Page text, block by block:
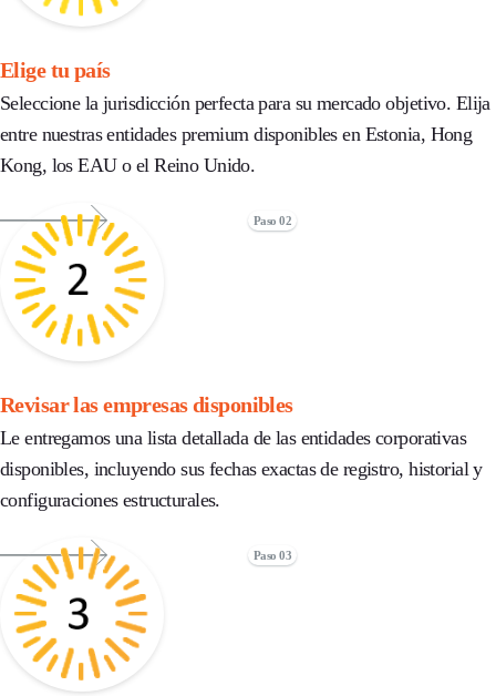
Elige tu país
Seleccione la jurisdicción perfecta para su mercado objetivo. Elija
entre nuestras entidades premium disponibles en Estonia, Hong
Kong, los EAU o el Reino Unido.
Revisar las empresas disponibles
Le entregamos una lista detallada de las entidades corporativas
disponibles, incluyendo sus fechas exactas de registro, historial y
configuraciones estructurales.
Paso 02
Paso 03